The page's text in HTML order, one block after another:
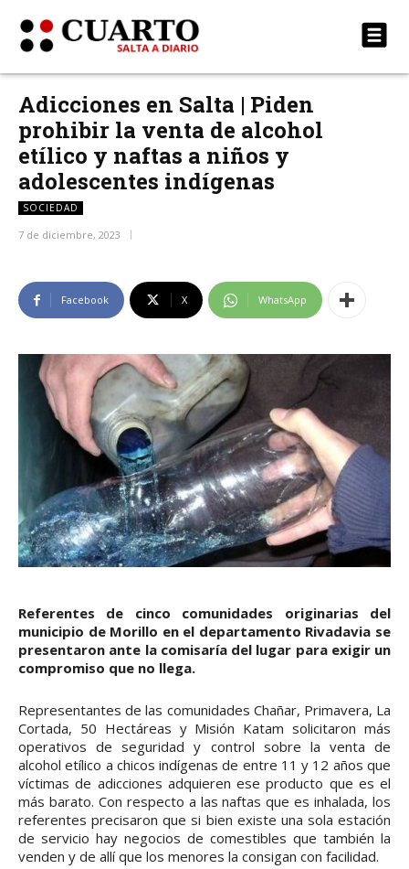
Adicciones en Salta | Piden
prohibir la venta de alcohol
etílico y naftas a niños y
adolescentes indígenas
SOCIEDAD
7 de diciembre, 2023
Facebook X WhatsApp
Referentes de cinco comunidades originarias del
municipio de Morillo en el departamento Rivadavia se
presentaron ante la comisaría del lugar para exigir un
compromiso que no llega.
Representantes de las comunidades Chañar, Primavera, La
Cortada, 50 Hectáreas y Misión Katam solicitaron más
operativos de seguridad y control sobre la venta de
alcohol etílico a chicos indígenas de entre 11 y 12 años que
víctimas de adicciones adquieren ese producto que es el
más barato. Con respecto a las naftas que es inhalada, los
referentes precisaron que si bien existe una sola estación
de servicio hay negocios de comestibles que también la
venden y de allí que los menores la consigan con facilidad.